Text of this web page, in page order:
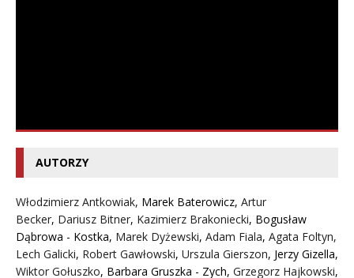
AUTORZY
Włodzimierz Antkowiak, Marek Baterowicz, Artur
Becker, Dariusz Bitner, Kazimierz Brakoniecki, Bogusław
Dąbrowa - Kostka, Marek Dyżewski, Adam Fiala, Agata Foltyn,
Lech Galicki, Robert Gawłowski, Urszula Gierszon, Jerzy Gizella,
Wiktor Gołuszko, Barbara Gruszka - Zych, Grzegorz Hajkowski,